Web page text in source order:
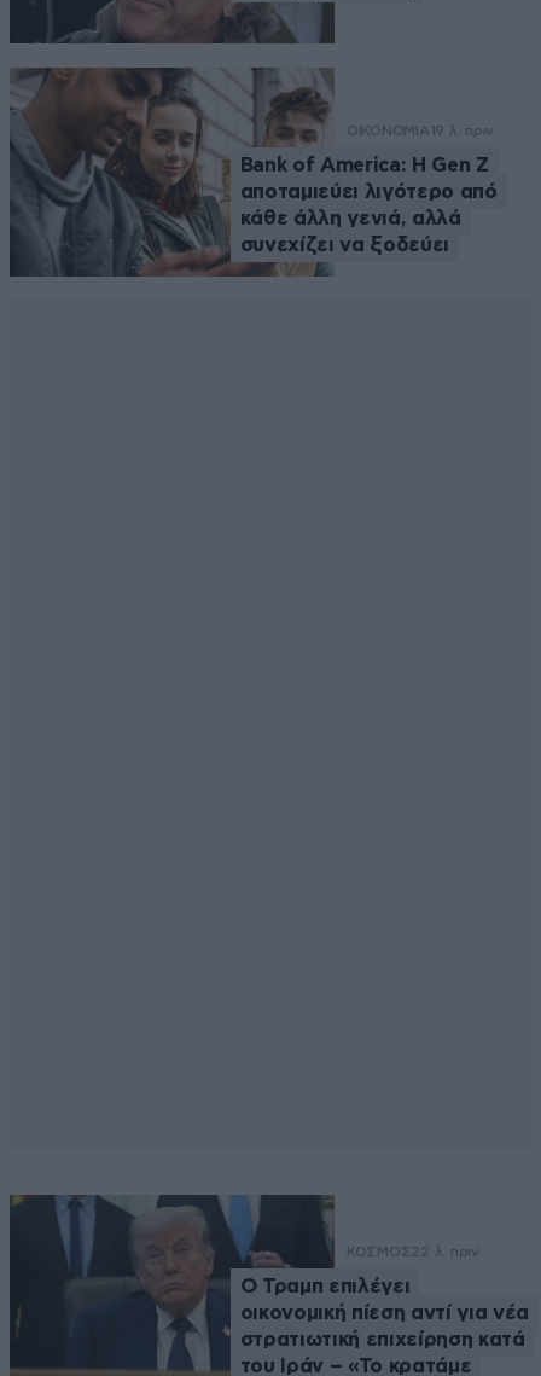
ΟΙΚΟΝΟΜΙΑ 19 λ. πριν
Bank of America: Η Gen Z
αποταμιεύει λιγότερο από
κάθε άλλη γενιά, αλλά
συνεχίζει να ξοδεύει
ΚΟΣΜΟΣ22 λ. πριν
Ο Τραμπ επιλέγει
οικονομική πίεση αντί για νέα
στρατιωτική επιχείρηση κατά
του Ιράν – «Το κρατάμε